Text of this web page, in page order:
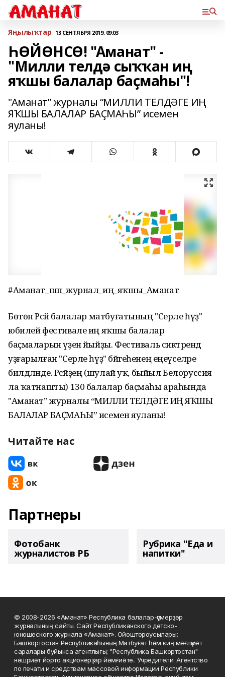
Яңылыҡтар 13 СЕНТЯБРЯ 2019, 09:03
ҺӨЙӨНСӨ! "Аманат" -
"Милли телдә сыҡҡан иң
яҡшы балалар баҫмаһы"!
"Аманат” журналы “МИЛЛИ ТЕЛДӘГЕ ИҢ
ЯҠШЫ БАЛАЛАР БАҪМАҺЫ” исемен
яуланы!
#Аманат_шәп_журнал_иң_яҡшы_Аманат
Бөтөн Рәсәй балалар матбуғатының "Серле һүҙ"
юбилей фестивале иң яҡшы балалар
баҫмаларын үҙенә йыйҙы. Фестиваль сиктәрендә
уҙғарылған "Серле һүҙ" бәйгеһенең еңеүселәре
билдәләнде. Рәсәйҙең (шулай уҡ, быйыл Белорусcия
ла ҡатнашты) 130 балалар баҫмаһы араһында
"Аманат” журналы “МИЛЛИ ТЕЛДӘГЕ ИҢ ЯҠШЫ
БАЛАЛАР БАҪМАҺЫ” исемен яуланы!
Читайте нас
Партнеры
Фотобанк
журналистов РБ
Рубрика "Еда и
напитки"
© 2008-2026 «Аманат» Республика балалар-үҫмерҙәр
журналының сайты. Сайт Республиканского детско-
юношеского журнала «Аманат». Ойоштороусылары:
Башҡортостан Республикаһының Матбуғат һәм киң мәғлүмәт
саралары буйынса агентлығы; "Республика Башкортостан"
нәшриәт йорто акционерҙар йәмғиәте.. Учредители: Агентство
по печати и средствам массовой информации Республики